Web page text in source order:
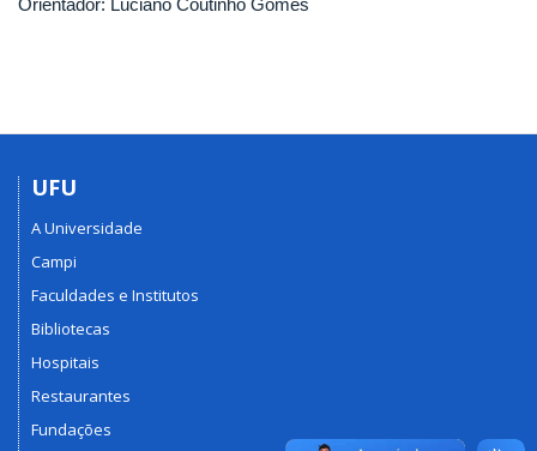
UFU
A Universidade
Campi
Faculdades e Institutos
Bibliotecas
Hospitais
Restaurantes
Fundações